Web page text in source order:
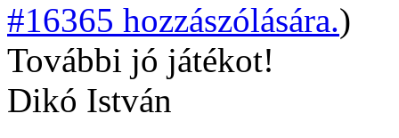
#16365 hozzászólására.)
További jó játékot!
Dikó István